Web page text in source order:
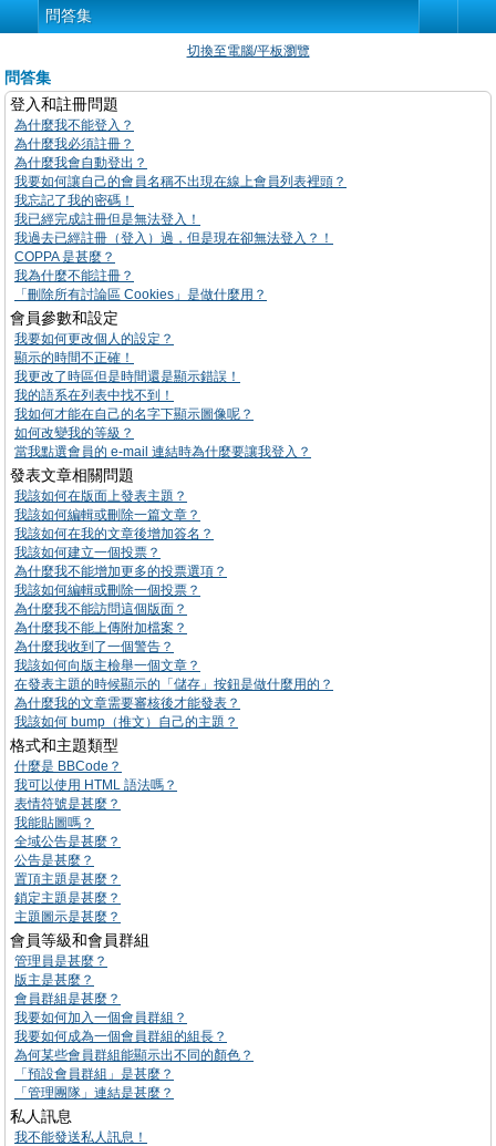
問答集
切換至電腦/平板瀏覽
問答集
登入和註冊問題
為什麼我不能登入？
為什麼我必須註冊？
為什麼我會自動登出？
我要如何讓自己的會員名稱不出現在線上會員列表裡頭？
我忘記了我的密碼！
我已經完成註冊但是無法登入！
我過去已經註冊（登入）過，但是現在卻無法登入？！
COPPA 是甚麼？
我為什麼不能註冊？
「刪除所有討論區 Cookies」是做什麼用？
會員參數和設定
我要如何更改個人的設定？
顯示的時間不正確！
我更改了時區但是時間還是顯示錯誤！
我的語系在列表中找不到！
我如何才能在自己的名字下顯示圖像呢？
如何改變我的等級？
當我點選會員的 e-mail 連結時為什麼要讓我登入？
發表文章相關問題
我該如何在版面上發表主題？
我該如何編輯或刪除一篇文章？
我該如何在我的文章後增加簽名？
我該如何建立一個投票？
為什麼我不能增加更多的投票選項？
我該如何編輯或刪除一個投票？
為什麼我不能訪問這個版面？
為什麼我不能上傳附加檔案？
為什麼我收到了一個警告？
我該如何向版主檢舉一個文章？
在發表主題的時候顯示的「儲存」按鈕是做什麼用的？
為什麼我的文章需要審核後才能發表？
我該如何 bump（推文）自己的主題？
格式和主題類型
什麼是 BBCode？
我可以使用 HTML 語法嗎？
表情符號是甚麼？
我能貼圖嗎？
全域公告是甚麼？
公告是甚麼？
置頂主題是甚麼？
鎖定主題是甚麼？
主題圖示是甚麼？
會員等級和會員群組
管理員是甚麼？
版主是甚麼？
會員群組是甚麼？
我要如何加入一個會員群組？
我要如何成為一個會員群組的組長？
為何某些會員群組能顯示出不同的顏色？
「預設會員群組」是甚麼？
「管理團隊」連結是甚麼？
私人訊息
我不能發送私人訊息！